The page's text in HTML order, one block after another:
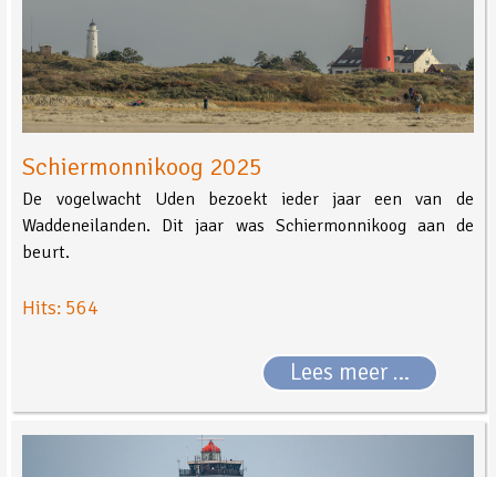
Schiermonnikoog 2025
De vogelwacht Uden bezoekt ieder jaar een van de
Waddeneilanden. Dit jaar was Schiermonnikoog aan de
beurt.
Hits: 564
Lees meer …